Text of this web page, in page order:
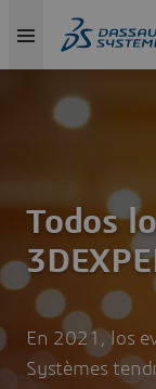
Todos
En 2021, los
Systèmes